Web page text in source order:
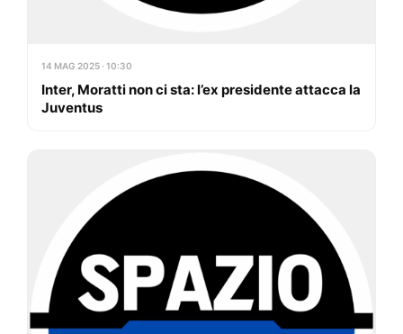
14 MAG 2025 · 10:30
Inter, Moratti non ci sta: l’ex presidente attacca la
Juventus